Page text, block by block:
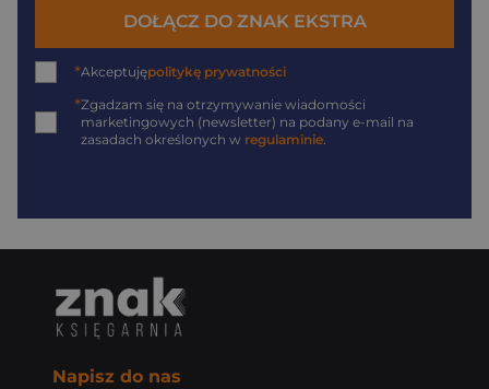
DOŁĄCZ DO ZNAK EKSTRA
*Akceptujępolitykę prywatności
*Zgadzam się na otrzymywanie wiadomości
marketingowych (newsletter) na podany e-mail na
zasadach określonych w regulaminie
Napisz do nas